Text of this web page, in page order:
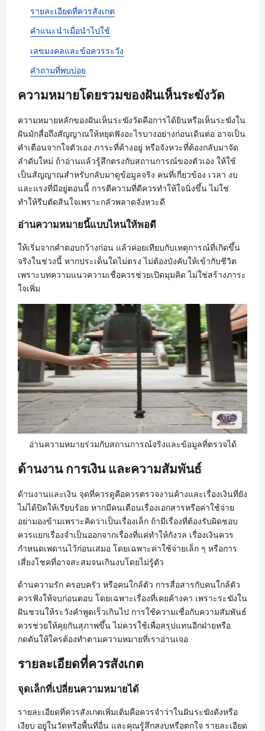
รายละเอียดที่ควรสังเกต
คำแนะนำเมื่อนำไปใช้
เลขมงคลและข้อควรระวัง
คำถามที่พบบ่อย
ความหมายโดยรวมของฝันเห็นระฆังวัด
ความหมายหลักของฝันเห็นระฆังวัดคือการได้ยินหรือเห็นระฆังใน
ฝันมักสื่อถึงสัญญาณให้หยุดฟังอะไรบางอย่างก่อนเดินต่อ อาจเป็น
คำเตือนจากใจตัวเอง ภาระที่ค้างอยู่ หรือจังหวะที่ต้องกลับมาจัด
ลำดับใหม่ ถ้าอ่านแล้วรู้สึกตรงกับสถานการณ์ของตัวเอง ให้ใช้
เป็นสัญญาณสำหรับกลับมาดูข้อมูลจริง คนที่เกี่ยวข้อง เวลา งบ
และแรงที่มีอยู่ตอนนี้ การตีความที่ดีควรทำให้ใจนิ่งขึ้น ไม่ใช่
ทำให้รีบตัดสินใจเพราะกลัวพลาดจังหวะดี
อ่านความหมายนี้แบบไหนให้พอดี
ให้เริ่มจากคำตอบกว้างก่อน แล้วค่อยเทียบกับเหตุการณ์ที่เกิดขึ้น
จริงในช่วงนี้ หากประเด็นใดไม่ตรง ไม่ต้องบังคับให้เข้ากับชีวิต
เพราะบทความแนวความเชื่อควรช่วยเปิดมุมคิด ไม่ใช่สร้างภาระ
ใจเพิ่ม
อ่านความหมายร่วมกับสถานการณ์จริงและข้อมูลที่ตรวจได้
ด้านงาน การเงิน และความสัมพันธ์
ด้านงานและเงิน จุดที่ควรดูคือควรตรวจงานค้างและเรื่องเงินที่ยัง
ไม่ได้ปิดให้เรียบร้อย หากมีคนเตือนเรื่องเอกสารหรือค่าใช้จ่าย
อย่ามองข้ามเพราะคิดว่าเป็นเรื่องเล็ก ถ้ามีเรื่องที่ต้องรับผิดชอบ
ควรแยกเรื่องจำเป็นออกจากเรื่องที่แค่ทำให้กังวล เรื่องเงินควร
กำหนดเพดานไว้ก่อนเสมอ โดยเฉพาะค่าใช้จ่ายเล็ก ๆ หรือการ
เสี่ยงโชคที่อาจสะสมจนเกินงบโดยไม่รู้ตัว
ด้านความรัก ครอบครัว หรือคนใกล้ตัว การสื่อสารกับคนใกล้ตัว
ควรฟังให้จบก่อนตอบ โดยเฉพาะเรื่องที่เคยค้างคา เพราะระฆังใน
ฝันชวนให้ระวังคำพูดเร็วเกินไป การใช้ความเชื่อกับความสัมพันธ์
ควรช่วยให้คุยกันสุภาพขึ้น ไม่ควรใช้เพื่อสรุปแทนอีกฝ่ายหรือ
กดดันให้ใครต้องทำตามความหมายที่เราอ่านเจอ
รายละเอียดที่ควรสังเกต
จุดเล็กที่เปลี่ยนความหมายได้
รายละเอียดที่ควรสังเกตเพิ่มเติมคือควรจำว่าในฝันระฆังดังหรือ
เงียบ อยู่ในวัดหรือพื้นที่อื่น และคุณรู้สึกสงบหรือตกใจ รายละเอียด